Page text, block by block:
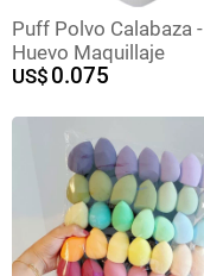
Puff Polvo Calabaza -
Huevo Maquillaje
US$ 0.075